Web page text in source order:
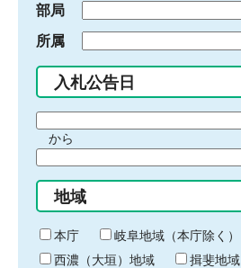
部局
所属
入札公告日
間
始
り
から
間
終
わ
り
地域
本庁
岐阜地域（本庁除く）
西濃（大垣）地域
揖斐地域